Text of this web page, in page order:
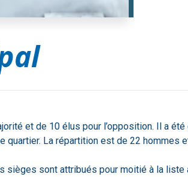
et de 10 élus pour l’opposition. Il a
quartier. La répartition est de 22 hommes
sièges sont attribués pour moitié à la